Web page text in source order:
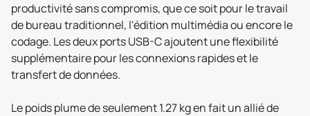
productivité sans compromis, que ce soit pour le travail
de bureau traditionnel, l'édition multimédia ou encore le
codage. Les deux ports USB-C ajoutent une flexibilité
supplémentaire pour les connexions rapides et le
transfert de données.
Le poids plume de seulement 1.27 kg en fait un allié de